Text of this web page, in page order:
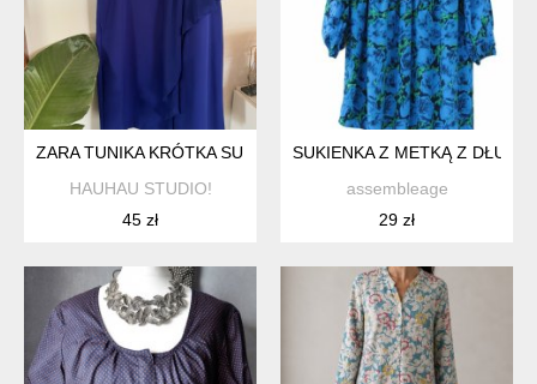
ZARA TUNIKA KRÓTKA SUKIENKA
HAUHAU STUDIO!
45 zł
SUKIENKA Z METKĄ Z
assembleage
29 zł